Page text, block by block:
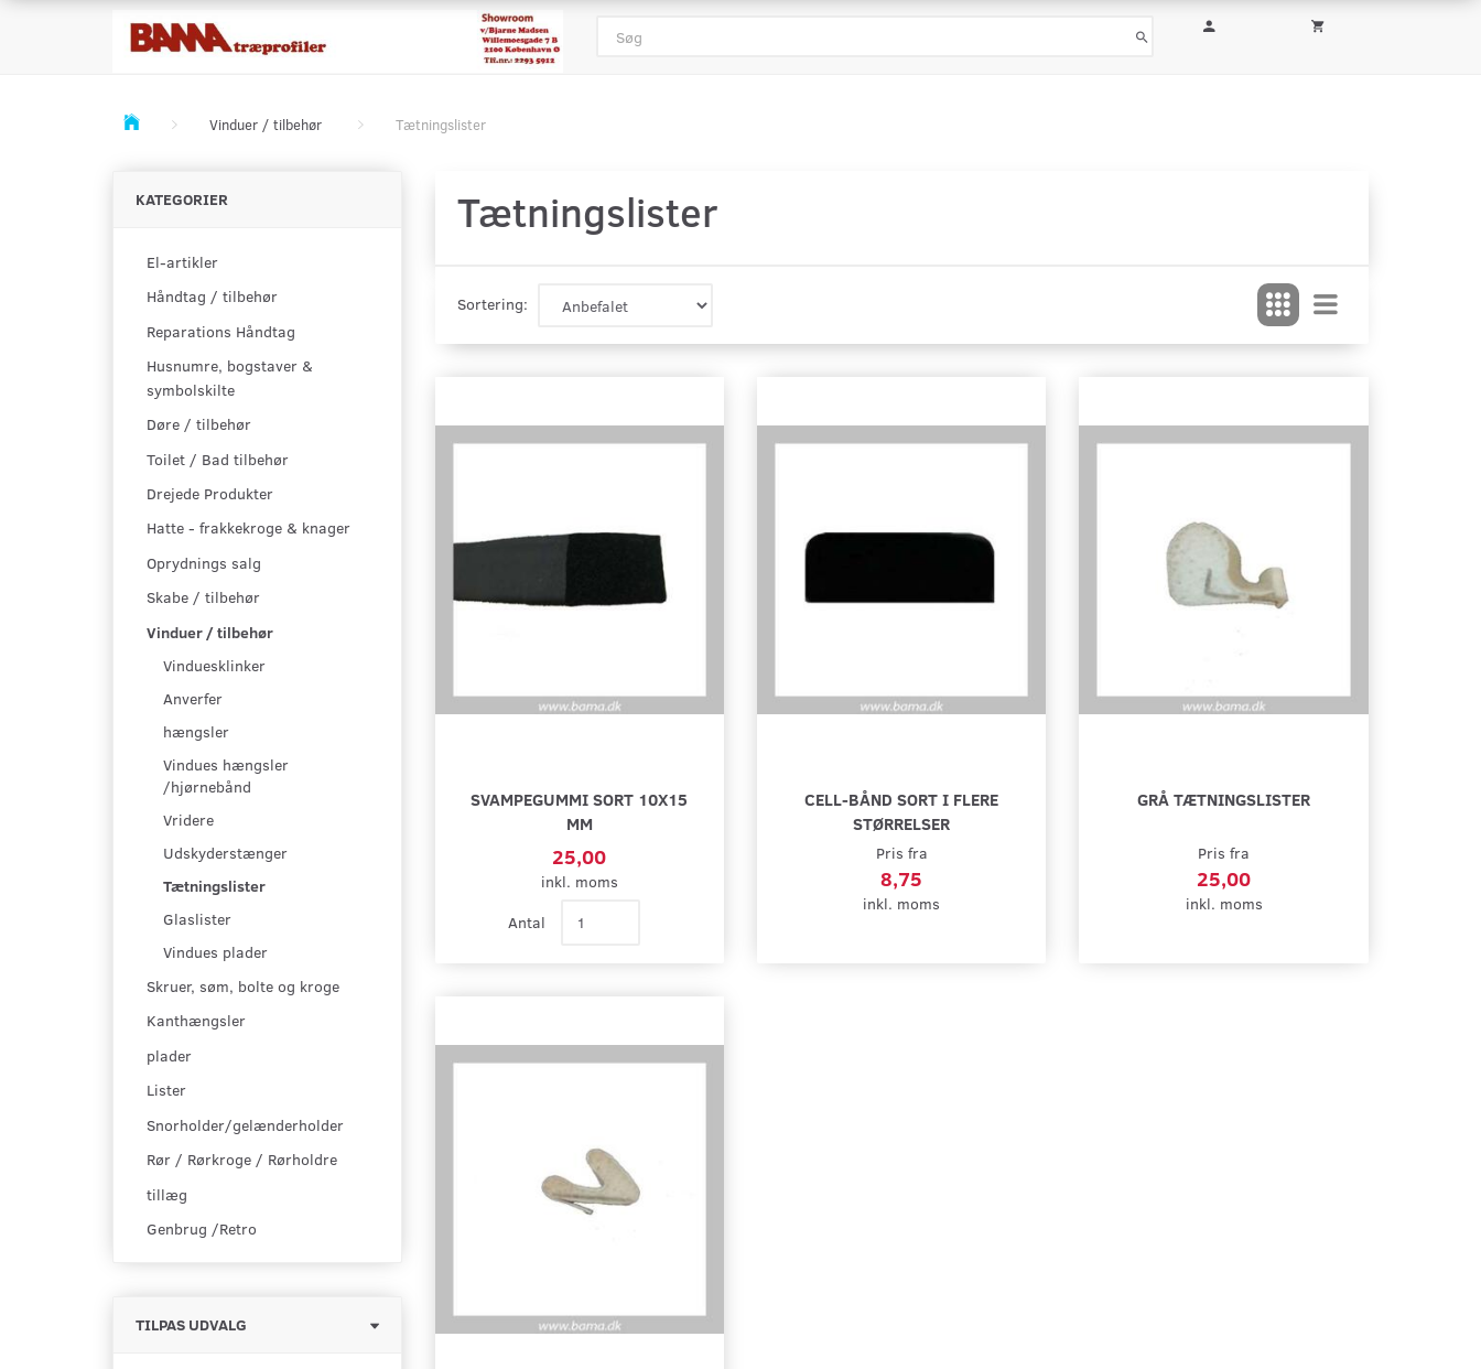
Vinduer / tilbehør Tætningslister
KATEGORIER
El-artikler
Håndtag / tilbehør
Reparations Håndtag
Husnumre, bogstaver &
symbolskilte
Døre / tilbehør
Toilet / Bad tilbehør
Drejede Produkter
Hatte - frakkekroge & knager
Oprydnings salg
Skabe / tilbehør
Vinduer / tilbehør
Vinduesklinker
Anverfer
hængsler
Vindues hængsler
/hjørnebånd
Vridere
Udskyderstænger
Tætningslister
Glaslister
Vindues plader
Skruer, søm, bolte og kroge
Kanthængsler
plader
Lister
Snorholder/gelænderholder
Rør / Rørkroge / Rørholdre
tillæg
Genbrug /Retro
TILPAS UDVALG
Tætningslister
Sortering:
SVAMPEGUMMI SORT 10X15
MM
25,00
inkl. moms
Antal
CELL-BÅND SORT I FLERE
STØRRELSER
Pris fra
8,75
inkl. moms
GRÅ TÆTNINGSLISTER
Pris fra
25,00
inkl. moms